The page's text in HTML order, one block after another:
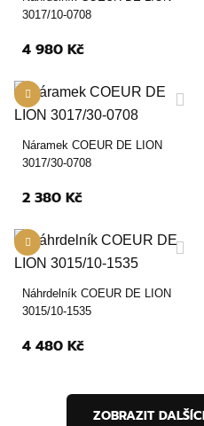
3017/10-0708
4 980 Kč
Náramek COEUR DE LION
3017/30-0708
2 380 Kč
Náhrdelník COEUR DE LION
3015/10-1535
4 480 Kč
ZOBRAZIT